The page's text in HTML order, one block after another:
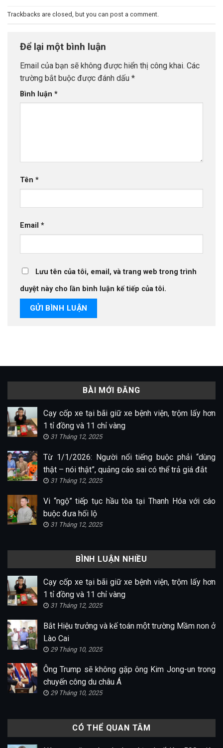
Trackbacks are closed, but you can post a comment.
Để lại một bình luận
Email của bạn sẽ không được hiển thị công khai. Các
trường bắt buộc được đánh dấu *
Bình luận *
Tên *
Email *
Lưu tên của tôi, email, và trang web trong trình
duyệt này cho lần bình luận kế tiếp của tôi.
BÀI MỚI ĐĂNG
Cạy cốp xe tại bãi giữ xe bệnh viện, trộm lấy hơn
1 tỉ đồng và 11 chỉ vàng
31 Tháng 12, 2025
Từ 1/1/2026: Người nổi tiếng buộc phải “dùng
thật – nói thật”, quảng cáo sai có thể trả giá đắt
31 Tháng 12, 2025
Vi “ngộ” tiếp tục hầu tòa tại Thanh Hóa với cáo
buộc đưa hối lộ
31 Tháng 12, 2025
BÌNH LUẬN NHIỀU
Cạy cốp xe tại bãi giữ xe bệnh viện, trộm lấy hơn
1 tỉ đồng và 11 chỉ vàng
31 Tháng 12, 2025
Bắt Hiệu trưởng và kế toán một trường Mầm non ở
Lào Cai
29 Tháng 10, 2025
Ông Trump sẽ không gặp ông Kim Jong-un trong
chuyến công du châu Á
29 Tháng 10, 2025
CÓ THỂ QUAN TÂM